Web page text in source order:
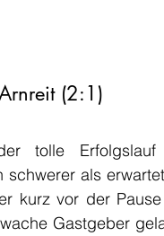
(2:1)
tolle Erfolgslauf
schwerer als
kurz vor der
Gastgeber